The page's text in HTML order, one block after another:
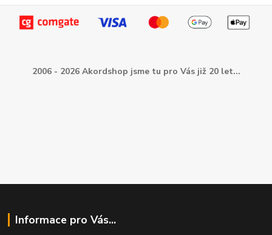
2006 - 2026 Akordshop jsme tu pro Vás již 20 let...
Informace pro Vás...